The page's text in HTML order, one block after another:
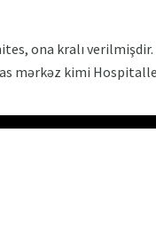
ona kralı
mərkəz kimi